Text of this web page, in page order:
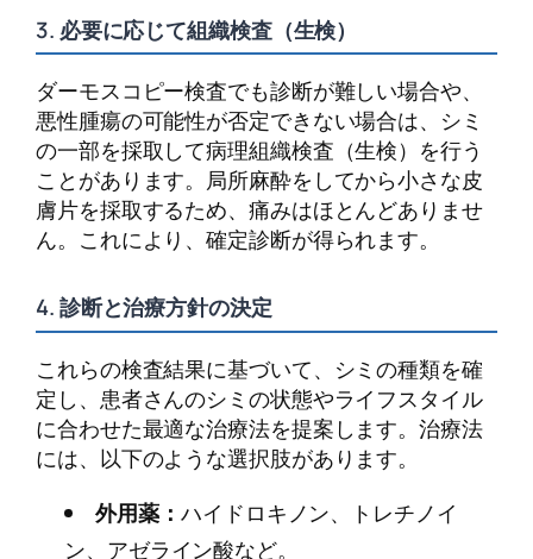
3. 必要に応じて組織検査（生検）
ダーモスコピー検査でも診断が難しい場合や、
悪性腫瘍の可能性が否定できない場合は、シミ
の一部を採取して病理組織検査（生検）を行う
ことがあります。局所麻酔をしてから小さな皮
膚片を採取するため、痛みはほとんどありませ
ん。これにより、確定診断が得られます。
4. 診断と治療方針の決定
これらの検査結果に基づいて、シミの種類を確
定し、患者さんのシミの状態やライフスタイル
に合わせた最適な治療法を提案します。治療法
には、以下のような選択肢があります。
外用薬： ハイドロキノン、トレチノイ
ン、アゼライン酸など。